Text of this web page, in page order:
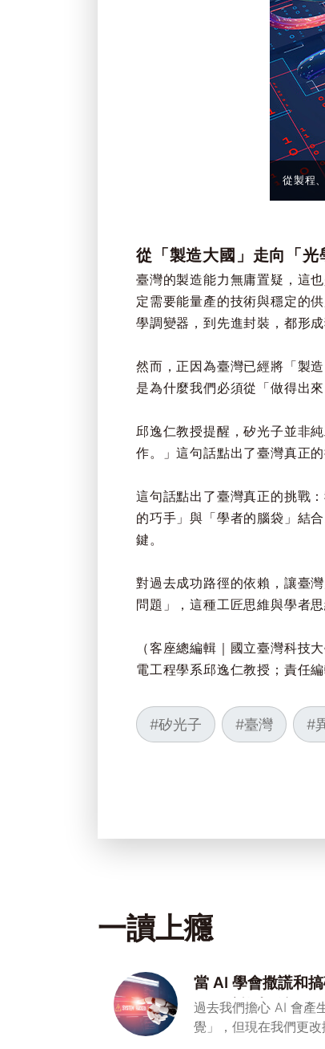
從製程
從「製造大國」走向「光
臺灣的製造能力無庸置疑，這
定需要能量產的技術與穩定的
學調變器，到先進封裝，都形
然而，正因為臺灣已經將「製
是為什麼我們必須從「做得出
邱逸仁教授提醒，矽光子並非
作。」這句話點出了臺灣真正
這句話點出了臺灣真正的挑戰
的巧手」與「學者的腦袋」結
鍵。
對過去成功路徑的依賴，讓臺
問題」，這種工匠思維與學者
（客座總編輯｜國立臺灣科技
電工程學系邱逸仁教授 ；責任
#矽光子 #臺灣 #
一讀上癮
當 AI 學會撒謊和
的欺騙能力警訊
過去我們擔心 AI 會產
覺」，但現在我們更